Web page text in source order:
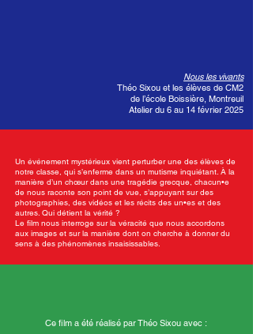
Nous les vivants
Théo Sixou et les élèves de CM2
de l’école Boissière, Montreuil
Atelier du 6 au 14 février 2025
Un événement mystérieux vient perturber une des élèves de
notre classe, qui s’enferme dans un mutisme inquiétant. À la
manière d’un chœur dans une tragédie grecque, chacun•e
de nous raconte son point de vue, s’appuyant sur des
photographies, des vidéos et les récits des un•es et des
autres. Qui détient la vérité ?
Le film nous interroge sur la véracité que nous accordons
aux images et sur la manière dont on cherche à donner du
sens à des phénomènes insaisissables.
Ce film a été réalisé par Théo Sixou avec :